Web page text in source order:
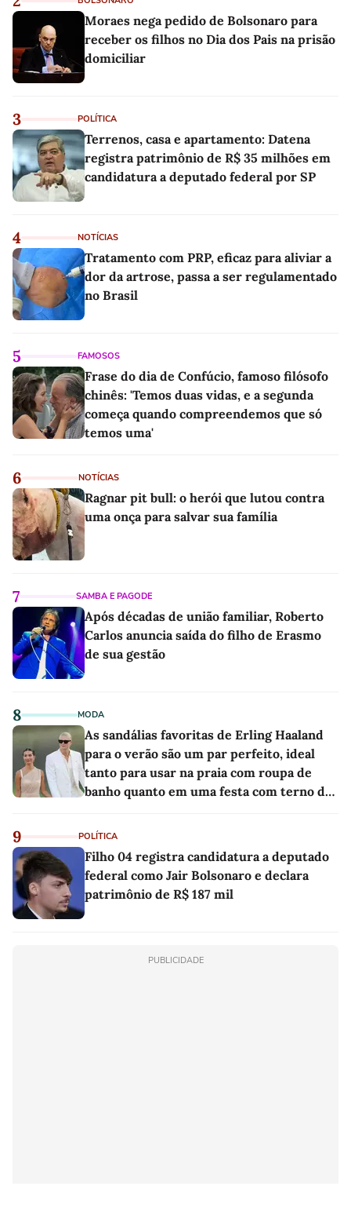
Moraes nega pedido de Bolsonaro para
receber os filhos no Dia dos Pais na prisão
domiciliar
3 POLÍTICA
Terrenos, casa e apartamento: Datena
registra patrimônio de R$ 35 milhões em
candidatura a deputado federal por SP
4 NOTÍCIAS
Tratamento com PRP, eficaz para aliviar a
dor da artrose, passa a ser regulamentado
no Brasil
5 FAMOSOS
Frase do dia de Confúcio, famoso filósofo
chinês: 'Temos duas vidas, e a segunda
começa quando compreendemos que só
temos uma'
6 NOTÍCIAS
Ragnar pit bull: o herói que lutou contra
uma onça para salvar sua família
7 SAMBA E PAGODE
Após décadas de união familiar, Roberto
Carlos anuncia saída do filho de Erasmo
de sua gestão
8 MODA
As sandálias favoritas de Erling Haaland
para o verão são um par perfeito, ideal
tanto para usar na praia com roupa de
banho quanto em uma festa com terno de
9 POLÍTICA
Filho 04 registra candidatura a deputado
federal como Jair Bolsonaro e declara
patrimônio de R$ 187 mil
PUBLICIDADE